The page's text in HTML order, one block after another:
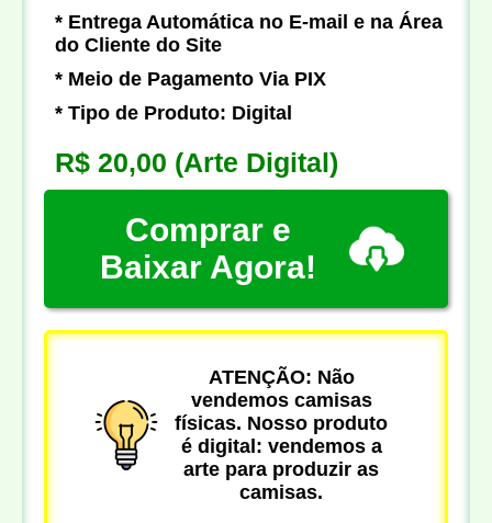
* Entrega Automática no E-mail e na Área
do Cliente do Site
* Meio de Pagamento Via PIX
* Tipo de Produto: Digital
R$ 20,00 (Arte Digital)
Comprar e
Baixar Agora!
ATENÇÃO: Não
vendemos camisas
físicas. Nosso produto
é digital: vendemos a
arte para produzir as
camisas.